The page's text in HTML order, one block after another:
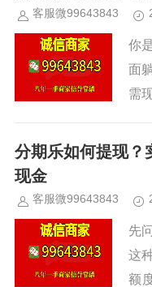
客服微99643843
你
面
需
店
分期乐如何提现？
现金
客服微99643843
先
这
额